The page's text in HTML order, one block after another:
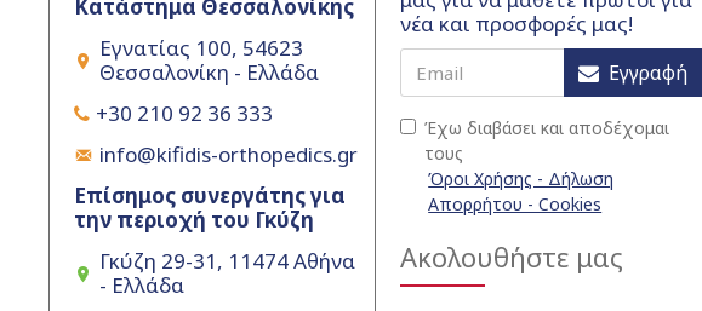
Κατάστημα Θεσσαλονίκης
Εγνατίας 100, 54623
Θεσσαλονίκη - Ελλάδα
+30 210 92 36 333
info@kifidis-orthopedics.gr
Επίσημος συνεργάτης για
την περιοχή του Γκύζη
Γκύζη 29-31, 11474 Αθήνα
- Ελλάδα
νέα και προσφορές μας!
Εγγραφή
Έχω διαβάσει και αποδέχομαι
τους
Όροι Χρήσης - Δήλωση
Απορρήτου - Cookies
Ακολουθήστε μας